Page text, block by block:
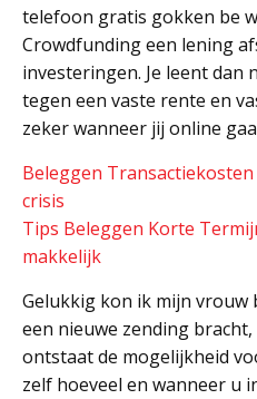
telefoon gratis gokken be
Crowdfunding een lening
investeringen. Je leent dan
tegen een vaste rente en
zeker wanneer jij online
Beleggen
crisis
Tips Beleggen Korte
makkelijk
Gelukkig kon ik mijn vrouw
een nieuwe zending
ontstaat de mogelijkheid
zelf hoeveel en wanneer u